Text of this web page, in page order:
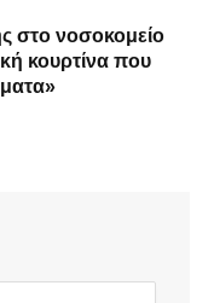
στο νοσοκομείο
κουρτίνα που